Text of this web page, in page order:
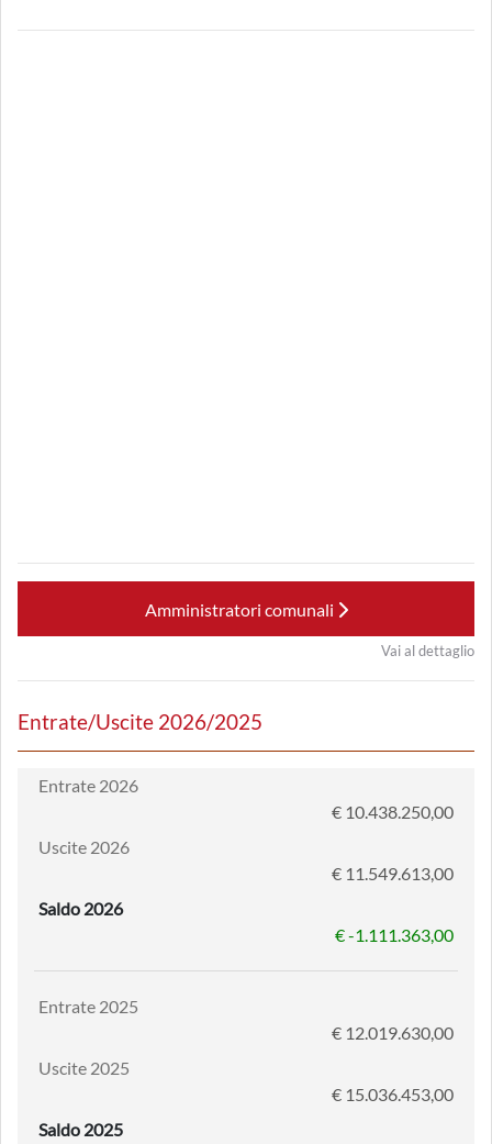
Amministratori comunali
Vai al dettaglio
Entrate/Uscite 2026/2025
Entrate 2026
€ 10.438.250,00
Uscite 2026
€ 11.549.613,00
Saldo 2026
€ -1.111.363,00
Entrate 2025
€ 12.019.630,00
Uscite 2025
€ 15.036.453,00
Saldo 2025